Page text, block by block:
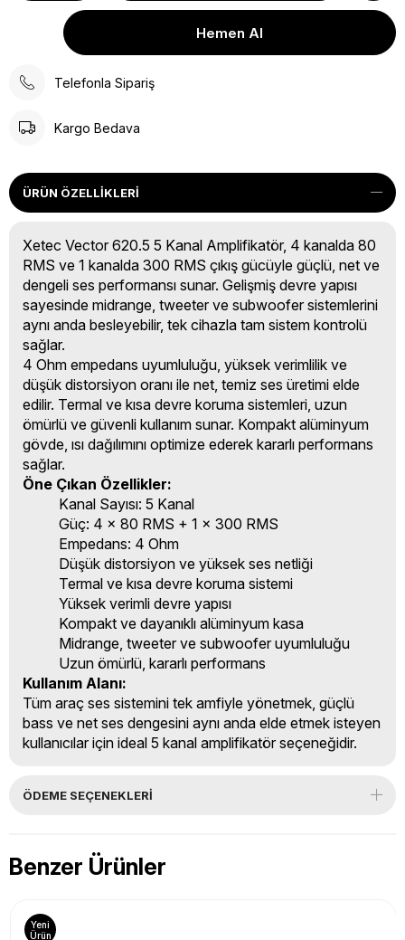
Telefonla Sipariş
Kargo Bedava
ÜRÜN ÖZELLIKLERI
Xetec Vector 620.5 5 Kanal Amplifikatör, 4 kanalda 80
RMS ve 1 kanalda 300 RMS çıkış gücüyle güçlü, net ve
dengeli ses performansı sunar. Gelişmiş devre yapısı
sayesinde midrange, tweeter ve subwoofer sistemlerini
aynı anda besleyebilir, tek cihazla tam sistem kontrolü
sağlar.
4 Ohm empedans uyumluluğu, yüksek verimlilik ve
düşük distorsiyon oranı ile net, temiz ses üretimi elde
edilir. Termal ve kısa devre koruma sistemleri, uzun
ömürlü ve güvenli kullanım sunar. Kompakt alüminyum
gövde, ısı dağılımını optimize ederek kararlı performans
sağlar.
Öne Çıkan Özellikler:
Kanal Sayısı: 5 Kanal
Güç: 4 x 80 RMS + 1 x 300 RMS
Empedans: 4 Ohm
Düşük distorsiyon ve yüksek ses netliği
Termal ve kısa devre koruma sistemi
Yüksek verimli devre yapısı
Kompakt ve dayanıklı alüminyum kasa
Midrange, tweeter ve subwoofer uyumluluğu
Uzun ömürlü, kararlı performans
Kullanım Alanı:
Tüm araç ses sistemini tek amfiyle yönetmek, güçlü
bass ve net ses dengesini aynı anda elde etmek isteyen
kullanıcılar için ideal 5 kanal amplifikatör seçeneğidir.
ÖDEME SEÇENEKLERI
Benzer Ürünler
Yeni
Ürün